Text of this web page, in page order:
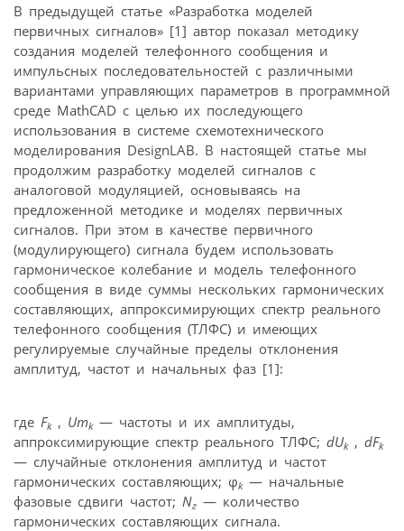
В предыдущей статье «Разработка моделей
первичных сигналов» [1] автор показал методику
создания моделей телефонного сообщения и
импульсных последовательностей с различными
вариантами управляющих параметров в программной
среде MathCAD с целью их последующего
использования в системе схемотехнического
моделирования DesignLAB. В настоящей статье мы
продолжим разработку моделей сигналов с
аналоговой модуляцией, основываясь на
предложенной методике и моделях первичных
сигналов. При этом в качестве первичного
(модулирующего) сигнала будем использовать
гармоническое колебание и модель телефонного
сообщения в виде суммы нескольких гармонических
составляющих, аппроксимирующих спектр реального
телефонного сообщения (ТЛФС) и имеющих
регулируемые случайные пределы отклонения
амплитуд, частот и начальных фаз [1]:
где Fk, Umk— частоты и их амплитуды,
аппроксимирующие спектр реального ТЛФС; dUk, dFk
— случайные отклонения амплитуд и частот
гармонических составляющих; φk— начальные
фазовые сдвиги частот; Nг — количество
гармонических составляющих сигнала.